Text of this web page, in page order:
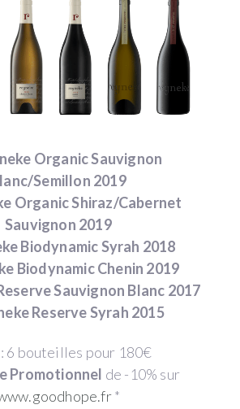
Organic Sauvignon
Semillon 2019
Organic Shiraz/Cabernet
Sauvignon 2019
Biodynamic Syrah 2018
Biodynamic Chenin 2019
Sauvignon Blanc 2017
Reserve Syrah 2015
6 bouteilles pour 180€
Promotionnel de -10% sur
*